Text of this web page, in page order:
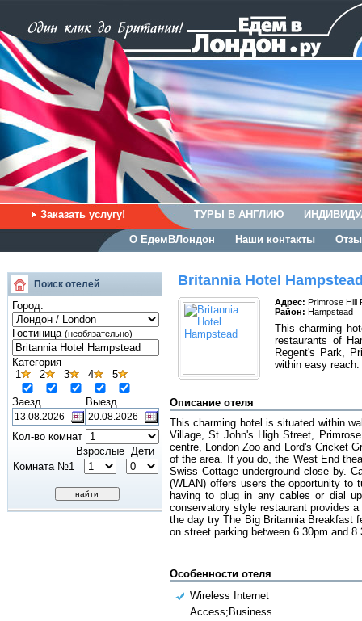
Заказать услугу! ТУРЫ В АНГЛИЮ
О ЕдемВЛондон Наши контакты
Поиск отелей
Город:
Гостиница (необязательно)
Категория
1
2 3 4 5
Заезд Выезд
Кол-во комнат
Взрослые Дети
Комната №1
Britannia Hotel
Адрес: Primrose Hill
Район: Hampstead
This charming
restaurants of
Regent's Park,
within easy reach.
Описание отеля
This charming hotel is situated within
Village, St John's High Street,
centre, London Zoo and Lord's Cricket
of the area. If you do, the West End
Swiss Cottage underground close by.
(WLAN) offers users the opportunity to
having to plug in any cables or dial
conservatory style restaurant provides
the day try The Big Britannia Breakfast
on street parking between 6.30pm and
Особенности отеля
Wireless Internet
Access;Business